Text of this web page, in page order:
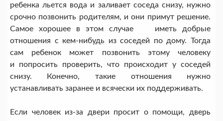
ребенка льется вода и заливает соседа снизу, нужно
срочно позвонить родителям, и они примут решение.
Самое хорошее в этом случае иметь добрые
отношения с кем-нибудь из соседей по дому. Тогда
сам ребенок может позвонить этому человеку
и попросить проверить, что происходит у соседей
снизу. Конечно, такие отношения нужно
устанавливать заранее и всячески их поддерживать.
Если человек из-за двери просит о помощи, дверь